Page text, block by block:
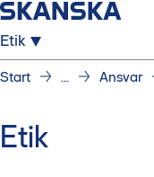
Etik
Start ... Ansvar
Etik